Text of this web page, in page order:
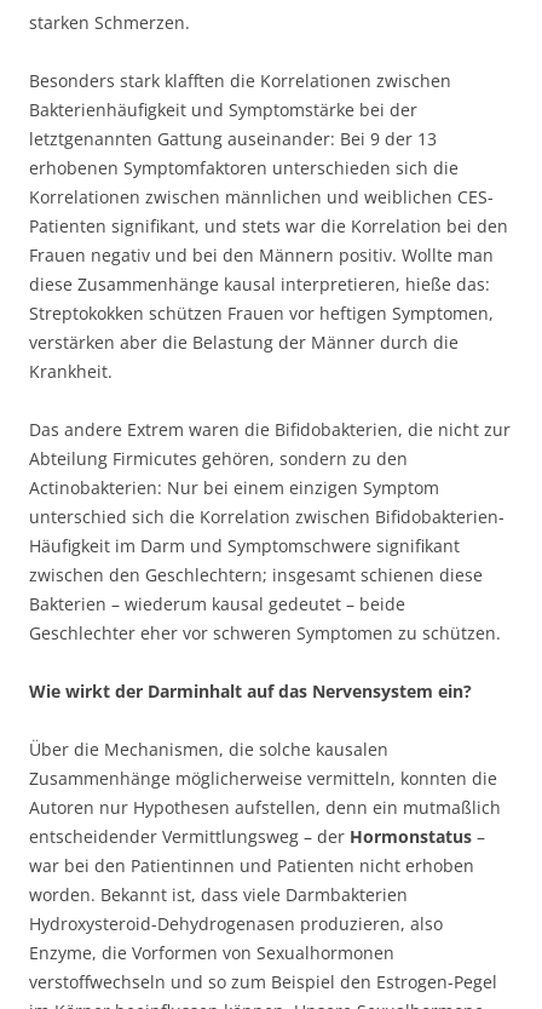
starken Schmerzen.
Besonders stark klafften die Korrelationen zwischen
Bakterienhäufigkeit und Symptomstärke bei der
letztgenannten Gattung auseinander: Bei 9 der 13
erhobenen Symptomfaktoren unterschieden sich die
Korrelationen zwischen männlichen und weiblichen CES-
Patienten signifikant, und stets war die Korrelation bei den
Frauen negativ und bei den Männern positiv. Wollte man
diese Zusammenhänge kausal interpretieren, hieße das:
Streptokokken schützen Frauen vor heftigen Symptomen,
verstärken aber die Belastung der Männer durch die
Krankheit.
Das andere Extrem waren die Bifidobakterien, die nicht zur
Abteilung Firmicutes gehören, sondern zu den
Actinobakterien: Nur bei einem einzigen Symptom
unterschied sich die Korrelation zwischen Bifidobakterien-
Häufigkeit im Darm und Symptomschwere signifikant
zwischen den Geschlechtern; insgesamt schienen diese
Bakterien – wiederum kausal gedeutet – beide
Geschlechter eher vor schweren Symptomen zu schützen.
Wie wirkt der Darminhalt auf das Nervensystem ein?
Über die Mechanismen, die solche kausalen
Zusammenhänge möglicherweise vermitteln, konnten die
Autoren nur Hypothesen aufstellen, denn ein mutmaßlich
entscheidender Vermittlungsweg – der Hormonstatus –
war bei den Patientinnen und Patienten nicht erhoben
worden. Bekannt ist, dass viele Darmbakterien
Hydroxysteroid-Dehydrogenasen produzieren, also
Enzyme, die Vorformen von Sexualhormonen
verstoffwechseln und so zum Beispiel den Estrogen-Pegel